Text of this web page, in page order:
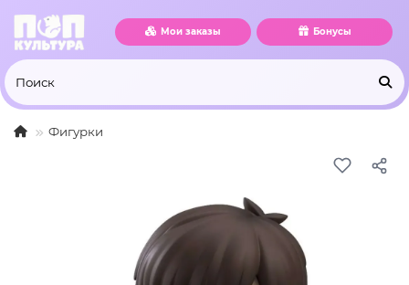
Мои заказы Бонусы
Фигурки